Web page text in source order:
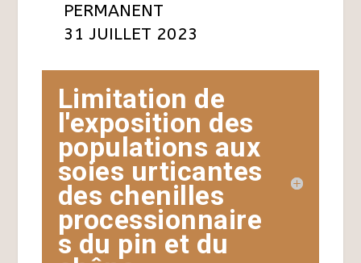
PERMANENT
31 JUILLET 2023
Limitation de
l'exposition des
populations aux
soies urticantes
des chenilles
processionnaire
s du pin et du